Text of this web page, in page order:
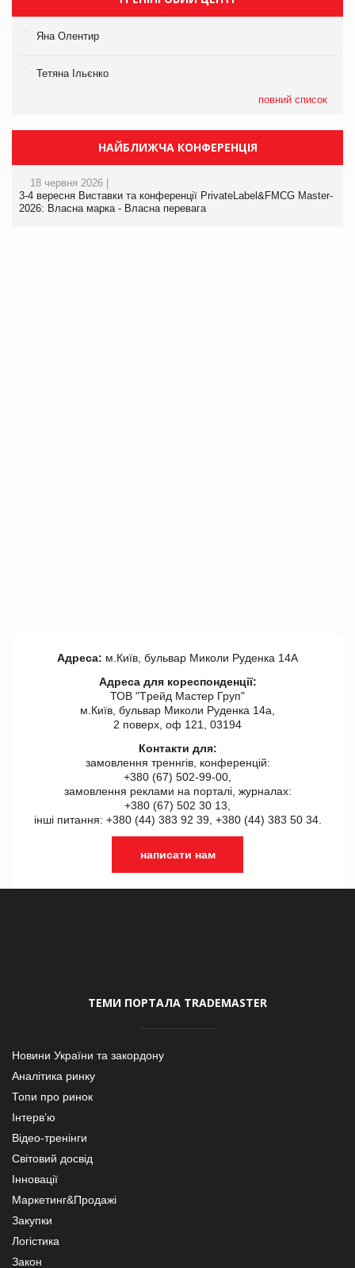
Яна Олентир
Тетяна Ільєнко
повний список
НАЙБЛИЖЧА КОНФЕРЕНЦІЯ
18 червня 2026 |
3-4 вересня Виставки та конференції PrivateLabel&FMCG Master-
2026: Власна марка - Власна перевага
Адреса: м.Київ, бульвар Миколи Руденка 14А
Адреса для кореспонденції:
ТОВ "Tрейд Мастер Груп"
м.Київ, бульвар Миколи Руденка 14а,
2 поверх, оф 121, 03194
Контакти для:
замовлення треннгів, конференцій:
+380 (67) 502-99-00,
замовлення реклами на порталі, журналах:
+380 (67) 502 30 13,
інші питання: +380 (44) 383 92 39, +380 (44) 383 50 34.
написати нам
ТЕМИ ПОРТАЛА TRADEMASTER
Новини України та закордону
Аналітика ринку
Топи про ринок
Інтерв’ю
Відео-тренінги
Світовий досвід
Інновації
Маркетинг&Продажі
Закупки
Логістика
Закон